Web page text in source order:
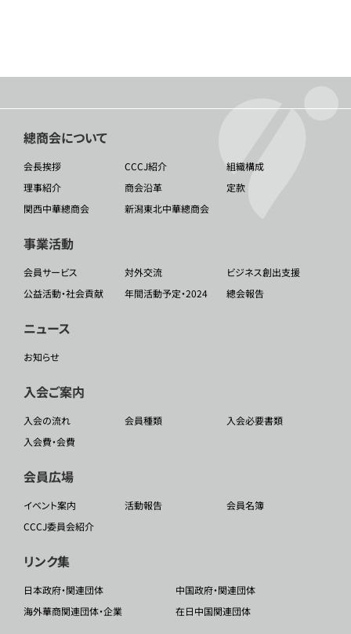
總商会について
会長挨拶 CCCJ紹介
組織構成
理事紹介
商会沿革
定款
関西中華總商会
新潟東北中華總商会
事業活動
会員サービス 対外交流
ビジネス創出支援
公益活動・社会貢献
年間活動予定・2024 總会報告
ニュース
お知らせ
入会ご案内
入会の流れ 会員種類
入会必要書類
入会費・会費
会員広場
イベント案内 活動報告
会員名簿
CCCJ委員会紹介
リンク集
日本政府・関連団体
中国政府・関連団体
海外華商関連団体・企業
在日中国関連団体